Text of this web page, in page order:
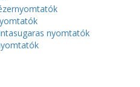
nyomtatók